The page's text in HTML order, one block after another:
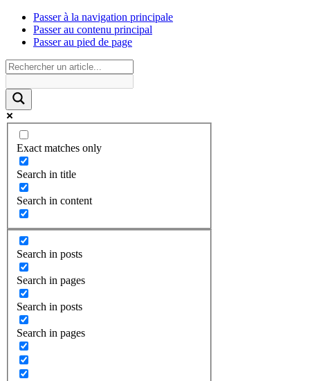
Passer à la navigation principale
Passer au contenu principal
Passer au pied de page
Exact matches only
Search in title
Search in content
Search in posts
Search in pages
Search in posts
Search in pages